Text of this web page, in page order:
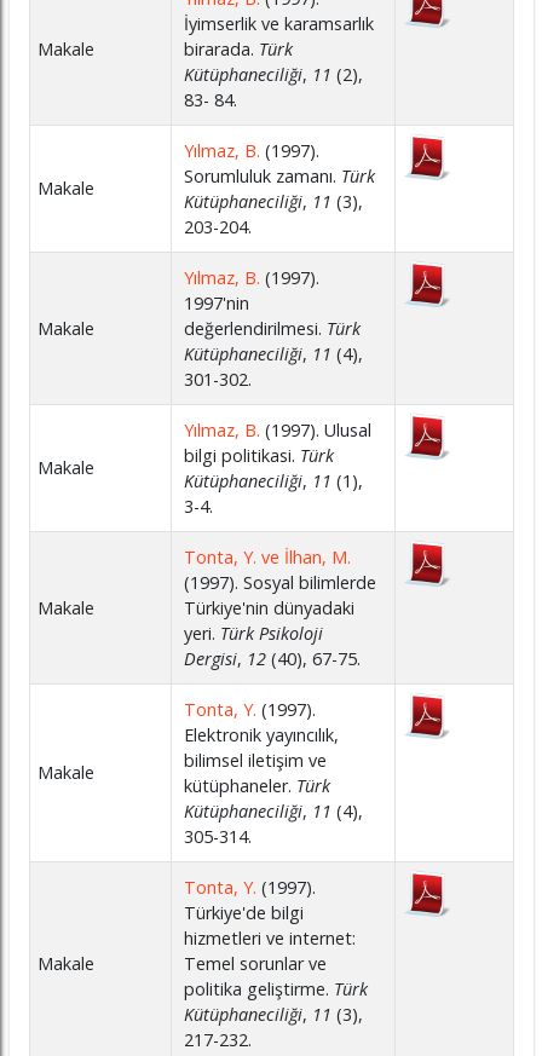
Makale
İyimserlik ve karamsarlık
birarada. Türk
Kütüphaneciliği, 11 (2),
83- 84.
Makale
Yılmaz, B. (1997).
Sorumluluk zamanı. Türk
Kütüphaneciliği, 11 (3),
203-204.
Makale
Yılmaz, B. (1997).
1997'nin
değerlendirilmesi. Türk
Kütüphaneciliği, 11 (4),
301-302.
Makale
Yılmaz, B. (1997). Ulusal
bilgi politikasi. Türk
Kütüphaneciliği, 11 (1),
3-4.
Makale
Tonta, Y. ve İlhan, M.
(1997). Sosyal bilimlerde
Türkiye'nin dünyadaki
yeri. Türk Psikoloji
Dergisi, 12(40), 67-75.
Makale
Tonta, Y. (1997).
Elektronik yayıncılık,
bilimsel iletişim ve
kütüphaneler. Türk
Kütüphaneciliği, 11 (4),
305-314.
Makale
Tonta, Y. (1997).
Türkiye'de bilgi
hizmetleri ve internet:
Temel sorunlar ve
politika geliştirme. Türk
Kütüphaneciliği, 11 (3),
217-232.